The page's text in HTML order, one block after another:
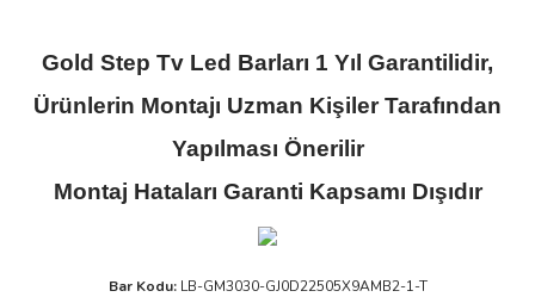
Gold Step Tv Led Barları 1 Yıl Garantilidir,
Ürünlerin Montajı Uzman Kişiler Tarafından
Yapılması Önerilir
Montaj Hataları Garanti Kapsamı Dışıdır
Bar Kodu:LB-GM3030-GJ0D22505X9AMB2-1-T